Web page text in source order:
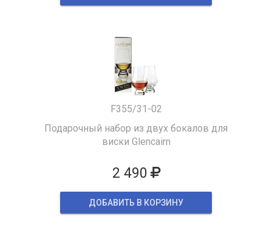
F355/31-02
Подарочный набор из двух бокалов для
виски Glencairn
2 490
ДОБАВИТЬ В КОРЗИНУ